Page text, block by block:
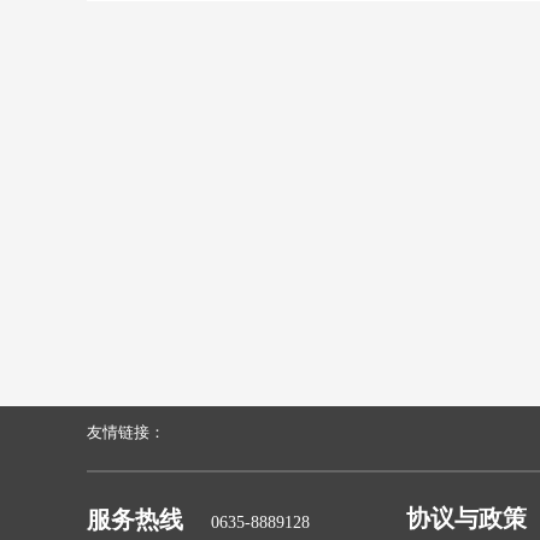
友情链接：
服务热线 0635-8889128 协议与政策